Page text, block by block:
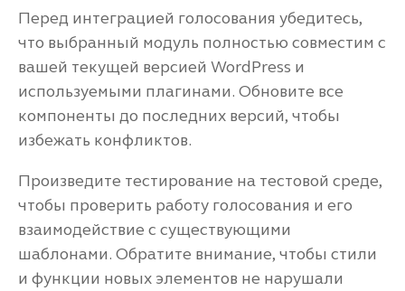
Перед интеграцией голосования убедитесь,
что выбранный модуль полностью совместим с
вашей текущей версией WordPress и
используемыми плагинами. Обновите все
компоненты до последних версий, чтобы
избежать конфликтов.
Произведите тестирование на тестовой среде,
чтобы проверить работу голосования и его
взаимодействие с существующими
шаблонами. Обратите внимание, чтобы стили
и функции новых элементов не нарушали